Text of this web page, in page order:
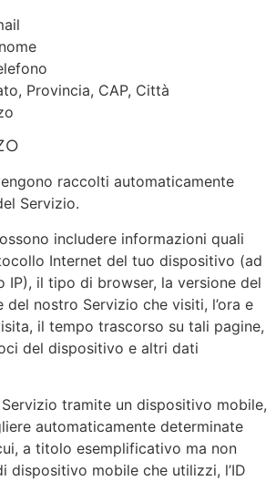
Provincia, CAP, Città
raccolti automaticamente
Servizio.
includere informazioni quali
Internet del tuo dispositivo (ad
IP), il tipo di browser, la versione del
del nostro Servizio che visiti, l’ora e
il tempo trascorso su tali pagine,
del dispositivo e altri dati
tramite un dispositivo mobile,
automaticamente determinate
a titolo esemplificativo ma non
dispositivo mobile che utilizzi, l’ID